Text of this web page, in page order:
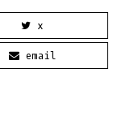
x
email